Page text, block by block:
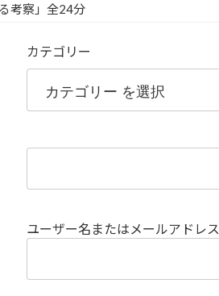
考察」全24分
カテゴリー
ユーザー名またはメールアドレス